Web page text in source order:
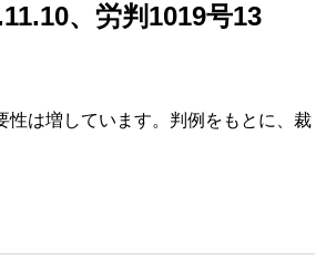
、労判1019号13
は増しています。判例をもとに、裁